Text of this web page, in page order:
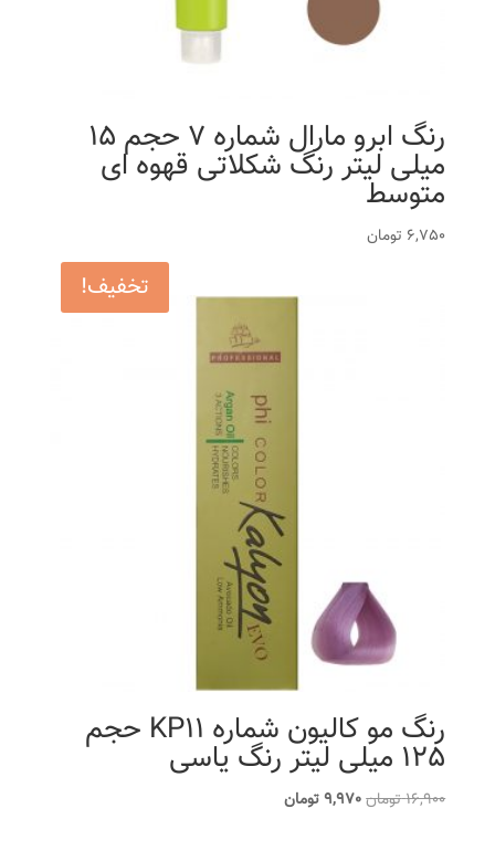
رنگ ابرو مارال شماره 7 حجم 15
میلی لیتر رنگ شکلاتی قهوه ای
متوسط
6,750 تومان
تخفیف!
رنگ مو کالیون شماره KP11 حجم
125 میلی لیتر رنگ یاسی
16,900تومانقیمت
9,970تومانقیمت